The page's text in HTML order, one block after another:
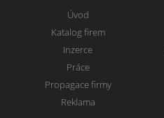
Úvod
Katalog firem
Inzerce
Práce
Propagace firmy
Reklama